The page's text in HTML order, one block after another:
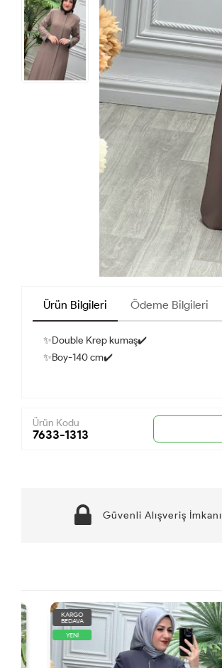
Ürün Bilgileri Ödeme Bilgileri
✨Double Krep kumaş✔️
✨Boy-140 cm✔️
Ürün Kodu
7633-1313
Güvenli Alışveriş İmkanı
KARGO
BEDAVA